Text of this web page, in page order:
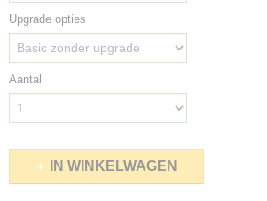
Upgrade opties
Aantal
IN WINKELWAGEN